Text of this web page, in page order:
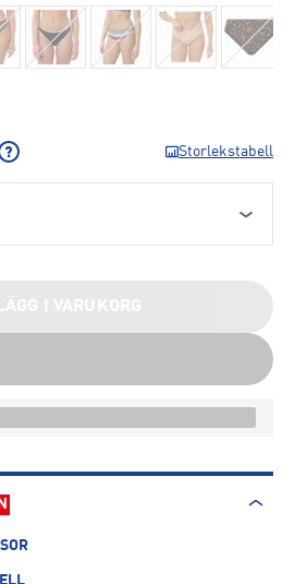
Storlekstabell